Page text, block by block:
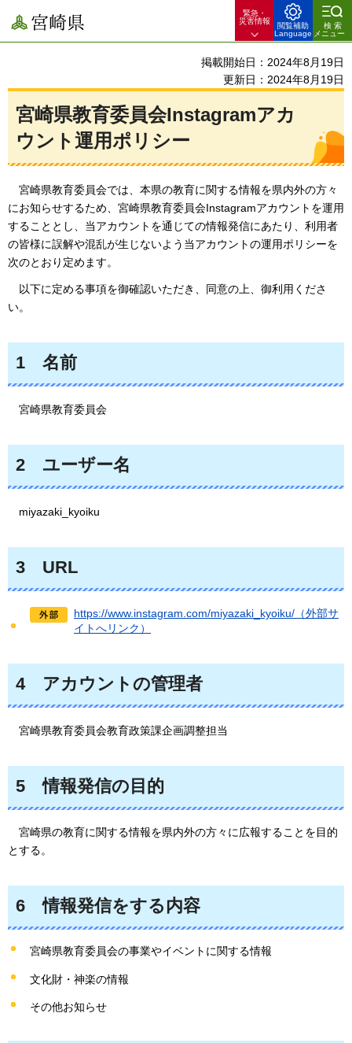
宮崎県
緊急・
災害情報
閲覧補助
Language
検索
メニュー
掲載開始日：2024年8月19日
更新日：2024年8月19日
宮崎県教育委員会Instagramアカ
ウント運用ポリシー
宮崎県教育委員会では、本県の教育に関する情報を県内外の方々
にお知らせするため、宮崎県教育委員会Instagramアカウントを運用
することとし、当アカウントを通じての情報発信にあたり、利用者
の皆様に誤解や混乱が生じないよう当アカウントの運用ポリシーを
次のとおり定めます。
以下に定める事項を御確認いただき、同意の上、御利用くださ
い。
1 名前
宮崎県教育委員会
2 ユーザー名
miyazaki_kyoiku
3 URL
https://www.instagram.com/miyazaki_kyoiku/（外部サ
イトへリンク）
4 アカウントの管理者
宮崎県教育委員会教育政策課企画調整担当
5 情報発信の目的
宮崎県の教育に関する情報を県内外の方々に広報することを目的
とする。
6 情報発信をする内容
宮崎県教育委員会の事業やイベントに関する情報
文化財・神楽の情報
その他お知らせ